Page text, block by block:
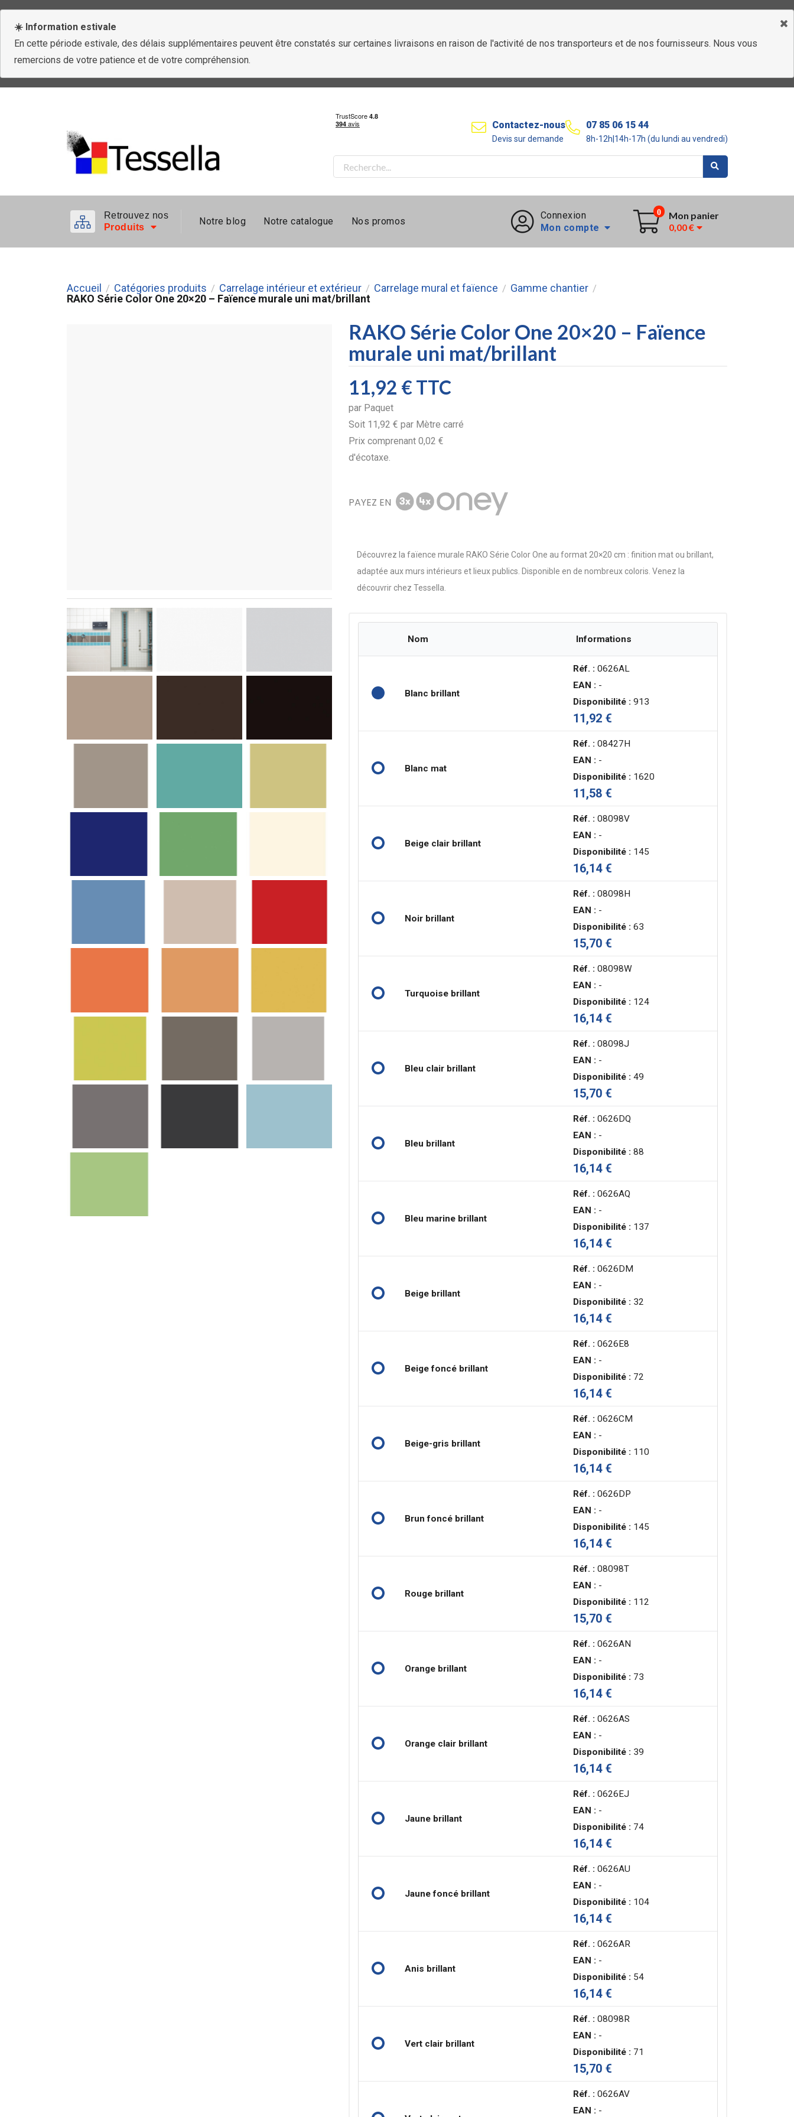
☀️ Information estivale
En cette période estivale, des délais supplémentaires peuvent être constatés sur certaines livraisons en raison de l'activité de nos transporteurs et de nos fournisseurs. Nous vous
remercions de votre patience et de votre compréhension.
Contactez-nous
Devis sur demande
07 85 06 15 44
8h-12h|14h-17h (du lundi au vendredi)
Retrouvez nos
Produits
Notre blog Notre catalogue Nos promos
Connexion
Mon compte
0
Mon panier
0,00 €
Accueil / Catégories produits / Carrelage intérieur et extérieur / Carrelage mural et faïence / Gamme chantier /
RAKO Série Color One 20×20 – Faïence murale uni mat/brillant
RAKO Série Color One 20×20 – Faïence
murale uni mat/brillant
11,92 €TTC
par Paquet
Soit 11,92 € par Mètre carré
Prix comprenant0,02 €
d'écotaxe.
PAYEZ EN
Découvrez la faïence murale RAKO Série Color One au format 20×20 cm : finition mat ou brillant,
adaptée aux murs intérieurs et lieux publics. Disponible en de nombreux coloris. Venez la
découvrir chez Tessella.
Nom Informations
Blanc brillant
Réf. : 0626AL
EAN : -
Disponibilité : 913
11,92 €
Blanc mat
Réf. : 08427H
EAN : -
Disponibilité : 1620
11,58 €
Beige clair brillant
Réf. : 08098V
EAN : -
Disponibilité : 145
16,14 €
Noir brillant
Réf. : 08098H
EAN : -
Disponibilité : 63
15,70 €
Turquoise brillant
Réf. : 08098W
EAN : -
Disponibilité : 124
16,14 €
Bleu clair brillant
Réf. : 08098J
EAN : -
Disponibilité : 49
15,70 €
Bleu brillant
Réf. : 0626DQ
EAN : -
Disponibilité : 88
16,14 €
Bleu marine brillant
Réf. : 0626AQ
EAN : -
Disponibilité : 137
16,14 €
Beige brillant
Réf. : 0626DM
EAN : -
Disponibilité : 32
16,14 €
Beige foncé brillant
Réf. : 0626E8
EAN : -
Disponibilité : 72
16,14 €
Beige-gris brillant
Réf. : 0626CM
EAN : -
Disponibilité : 110
16,14 €
Brun foncé brillant
Réf. : 0626DP
EAN : -
Disponibilité : 145
16,14 €
Rouge brillant
Réf. : 08098T
EAN : -
Disponibilité : 112
15,70 €
Orange brillant
Réf. : 0626AN
EAN : -
Disponibilité : 73
16,14 €
Orange clair brillant
Réf. : 0626AS
EAN : -
Disponibilité : 39
16,14 €
Jaune brillant
Réf. : 0626EJ
EAN : -
Disponibilité : 74
16,14 €
Jaune foncé brillant
Réf. : 0626AU
EAN : -
Disponibilité : 104
16,14 €
Anis brillant
Réf. : 0626AR
EAN : -
Disponibilité : 54
16,14 €
Vert clair brillant
Réf. : 08098R
EAN : -
Disponibilité : 71
15,70 €
Réf. : 0626AV
EAN : -